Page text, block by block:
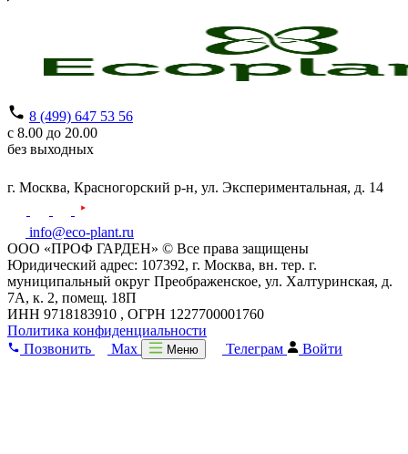
8 (499) 647 53 56
с 8.00 до 20.00
без выходных
г. Москва, Красногорский р-н, ул. Экспериментальная, д. 14
info@eco-plant.ru
ООО «ПРОФ ГАРДЕН» © Все права защищены
Юридический адрес: 107392, г. Москва, вн. тер. г.
муниципальный округ Преображенское, ул. Халтуринская, д.
7А, к. 2, помещ. 18П
ИНН 9718183910 , ОГРН 1227700001760
Политика конфиденциальности
Позвонить
Max Меню Телеграм Войти